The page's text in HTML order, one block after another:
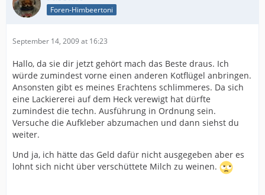
Foren-Himbeertoni
September 14, 2009 at 16:23
Hallo, da sie dir jetzt gehört mach das Beste draus. Ich
würde zumindest vorne einen anderen Kotflügel anbringen.
Ansonsten gibt es meines Erachtens schlimmeres. Da sich
eine Lackiererei auf dem Heck verewigt hat dürfte
zumindest die techn. Ausführung in Ordnung sein.
Versuche die Aufkleber abzumachen und dann siehst du
weiter.
Und ja, ich hätte das Geld dafür nicht ausgegeben aber es
lohnt sich nicht über verschüttete Milch zu weinen.